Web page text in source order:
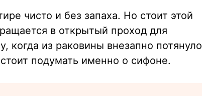
чисто и без запаха. Но стоит этой
в открытый проход для
когда из раковины внезапно потянуло
подумать именно о сифоне.